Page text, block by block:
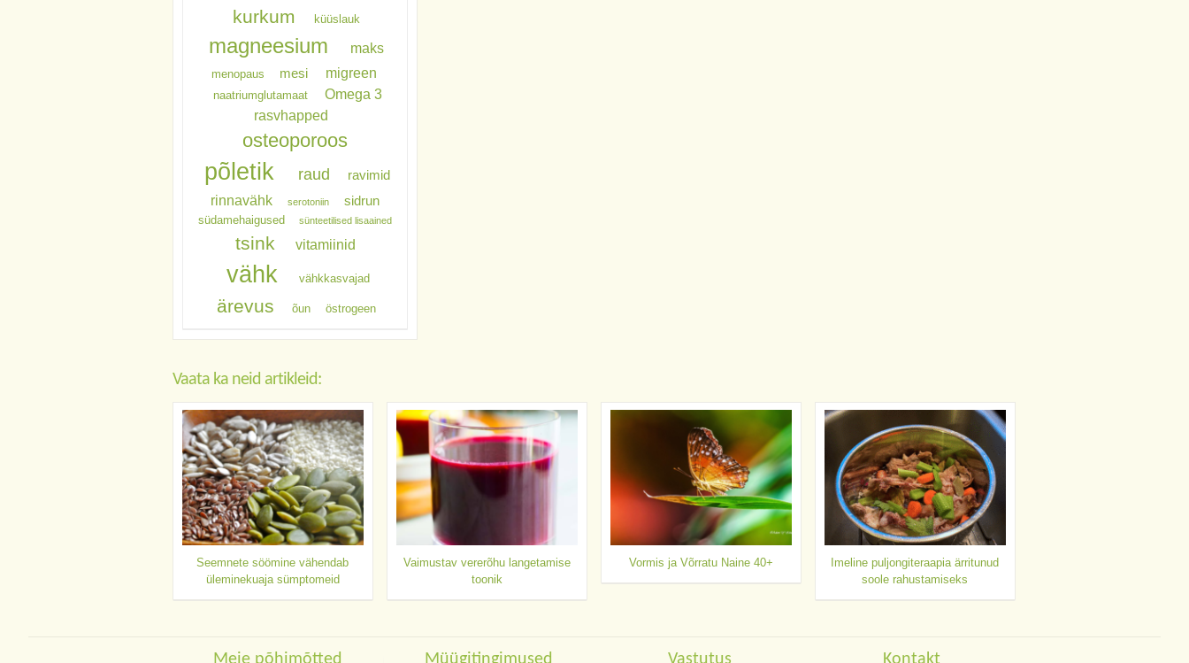
kurkum küüslauk
magneesium maks
menopaus mesi migreen
naatriumglutamaat
Omega 3
rasvhapped
osteoporoos
põletik raud ravimid
rinnavähk serotoniin sidrun
südamehaigused sünteetilised lisaained
tsink vitamiinid
vähk vähkkasvajad
ärevus õun östrogeen
Vaata ka neid artikleid:
Seemnete söömine vähendab
üleminekuaja sümptomeid
Vaimustav vererõhu langetamise
toonik
Vormis ja Võrratu Naine 40+
Imeline puljongiteraapia ärritunud
soole rahustamiseks
Meie põhimõtted Müügitingimused Vastutus Kontakt